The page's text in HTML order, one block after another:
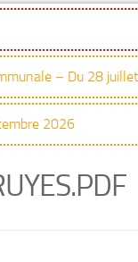
– Du 28
2026